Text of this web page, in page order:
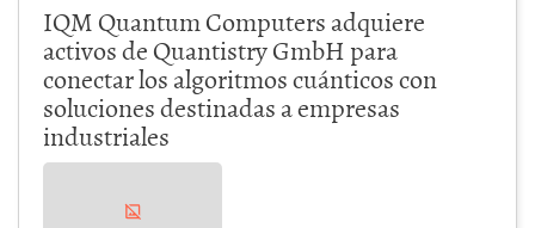
IQM Quantum Computers adquiere
activos de Quantistry GmbH para
conectar los algoritmos cuánticos con
soluciones destinadas a empresas
industriales